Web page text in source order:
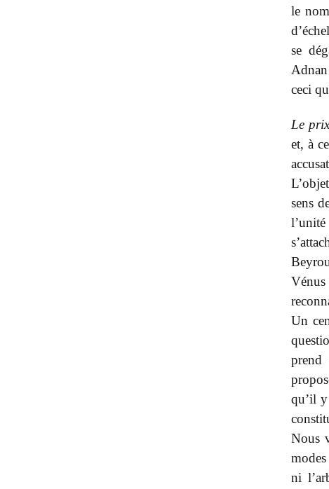
le
se
ceci
Le
et, à
sens
Un
prend
qu’il
Nous
ni